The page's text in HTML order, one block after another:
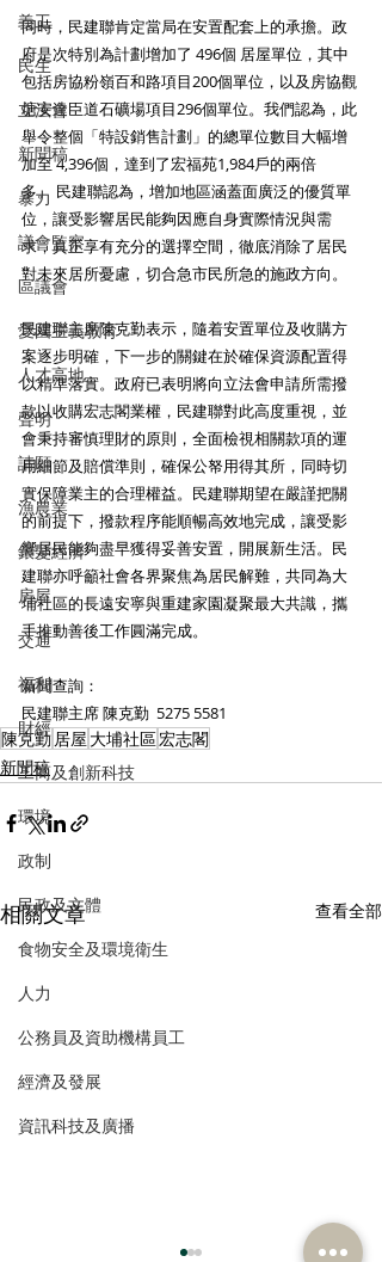
義工
民生
立法會
新聞稿
暴力
議會監察
區議會
愛國主義教育
人才高地
聲明
請願
漁農業
銀髮經濟
房屋
交通
福利
財經
工商及創新科技
環境
政制
民政及文體
食物安全及環境衛生
人力
公務員及資助機構員工
經濟及發展
資訊科技及廣播
同時，民建聯肯定當局在安置配套上的承擔。政
府是次特別為計劃增加了 496個 居屋單位，其中
包括房協粉嶺百和路項目200個單位，以及房協觀
塘安達臣道石礦場項目296個單位。我們認為，此
舉令整個「特設銷售計劃」的總單位數目大幅增
加至 4,396個，達到了宏福苑1,984戶的兩倍
多。 民建聯認為，增加地區涵蓋面廣泛的優質單
位，讓受影響居民能夠因應自身實際情況與需
求，真正享有充分的選擇空間，徹底消除了居民
對未來居所憂慮，切合急市民所急的施政方向。
民建聯主席陳克勤表示，隨着安置單位及收購方
案逐步明確，下一步的關鍵在於確保資源配置得
以精準落實。政府已表明將向立法會申請所需撥
款以收購宏志閣業權，民建聯對此高度重視，並
會秉持審慎理財的原則，全面檢視相關款項的運
用細節及賠償準則，確保公帑用得其所，同時切
實保障業主的合理權益。民建聯期望在嚴謹把關
的前提下，撥款程序能順暢高效地完成，讓受影
響居民能夠盡早獲得妥善安置，開展新生活。民
建聯亦呼籲社會各界聚焦為居民解難，共同為大
埔社區的長遠安寧與重建家園凝聚最大共識，攜
手推動善後工作圓滿完成。
新聞查詢：
民建聯主席 陳克勤  5275 5581
陳克勤居屋 大埔社區宏志閣
新聞稿
相關文章 查看全部